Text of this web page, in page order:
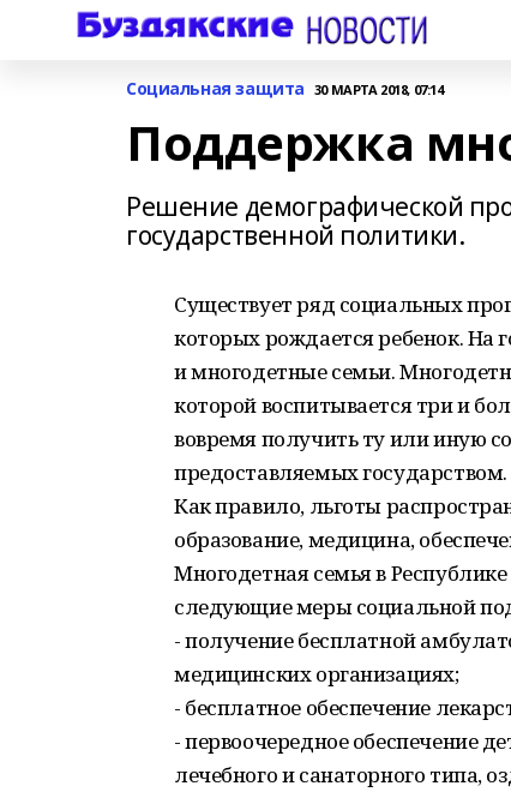
Социальная защита 30 МАРТА 2018, 07:14
Поддержка
Решение демографической
государственной политики.
Существует ряд социальных
которых рождается ребенок. На
и многодетные семьи.
которой воспитывается три и
вовремя получить ту или иную
предоставляемых государством.
Как правило, льготы
образование, медицина,
Многодетная семья в
следующие меры социальной
- получение бесплатной
медицинских организациях;
- бесплатное обеспечение
- первоочередное обеспечение
лечебного и санаторного типа,